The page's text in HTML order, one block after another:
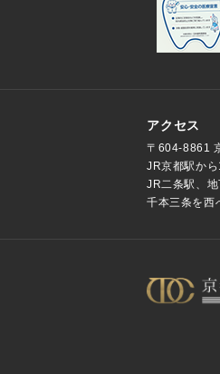
アクセス
〒604-8861
JR京都駅か
JR二条駅、
千本三条を